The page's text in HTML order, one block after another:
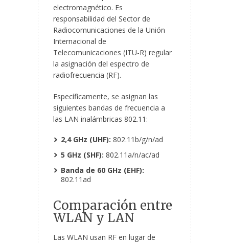
electromagnético. Es
responsabilidad del Sector de
Radiocomunicaciones de la Unión
Internacional de
Telecomunicaciones (ITU-R) regular
la asignación del espectro de
radiofrecuencia (RF).
Específicamente, se asignan las
siguientes bandas de frecuencia a
las LAN inalámbricas 802.11:
2,4 GHz (UHF): 802.11b/g/n/ad
5 GHz (SHF): 802.11a/n/ac/ad
Banda de 60 GHz (EHF):
802.11ad
Comparación entre
WLAN y LAN
Las WLAN usan RF en lugar de